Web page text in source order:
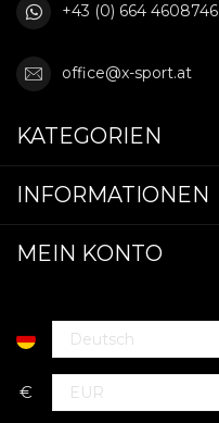
+43 (0) 664 4608746
office@x-sport.at
KATEGORIEN
INFORMATIONEN
MEIN KONTO
€